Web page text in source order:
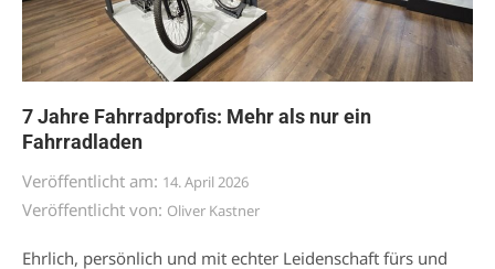
7 Jahre Fahrradprofis: Mehr als nur ein
Fahrradladen
Veröffentlicht am: 14. April 2026
Veröffentlicht von: Oliver Kastner
Ehrlich, persönlich und mit echter Leidenschaft fürs und